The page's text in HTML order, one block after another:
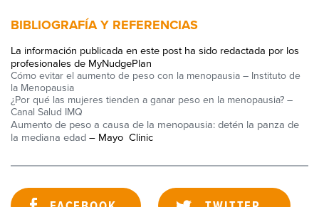
BIBLIOGRAFÍA Y REFERENCIAS
La información publicada en este post ha sido redactada por los
profesionales de MyNudgePlan
Cómo evitar el aumento de peso con la menopausia – Instituto de
la Menopausia
¿Por qué las mujeres tienden a ganar peso en la menopausia? –
Canal Salud IMQ
Aumento de peso a causa de la menopausia: detén la panza de
la mediana edad– Mayo Clinic